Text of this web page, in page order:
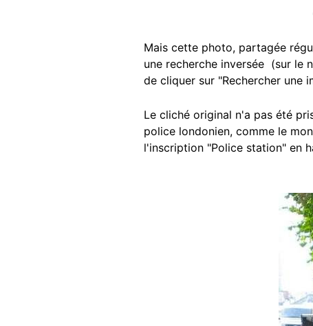
Mais cette photo, partagée
une recherche inversée (sur le
de cliquer sur "Rechercher une
Le cliché original n'a pas été
police londonien, comme le
l'inscription "Police station" en